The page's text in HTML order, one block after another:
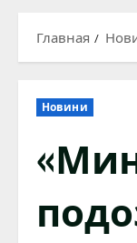
Главная
Новини